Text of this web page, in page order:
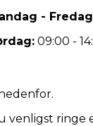
-
09:00 -
venligst ringe